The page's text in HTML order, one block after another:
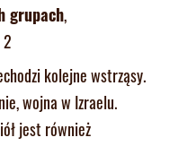
grupach,
kolejne wstrząsy.
wojna w Izraelu.
jest również